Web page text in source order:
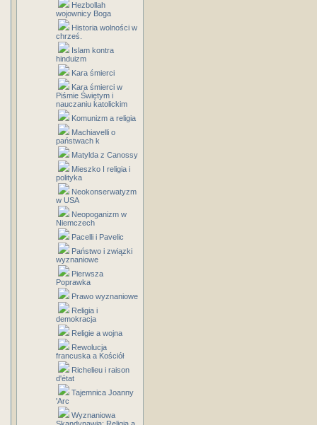
Hezbollah
wojownicy Boga
Historia wolności w
chrześ.
Islam kontra
hinduizm
Kara śmierci
Kara śmierci w
Piśmie Świętym i
nauczaniu katolickim
Komunizm a religia
Machiavelli o
państwach k
Matylda z Canossy
Mieszko I religia i
polityka
Neokonserwatyzm
w USA
Neopoganizm w
Niemczech
Pacelli i Pavelic
Państwo i związki
wyznaniowe
Pierwsza
Poprawka
Prawo wyznaniowe
Religia i
demokracja
Religie a wojna
Rewolucja
francuska a Kościół
Richelieu i raison
d'état
Tajemnica Joanny
'Arc
Wyznaniowa